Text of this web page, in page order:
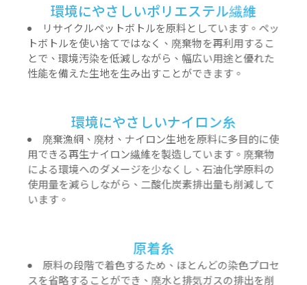
環境にやさしいポリエステル繊維
リサイクルペットボトルを原料としています。ペッ
トボトルを使い捨てではなく、廃棄物を再利用するこ
とで、環境汚染を低減しながら、幅広い用途と優れた
性能を備えた生地を生み出すことができます。
環境にやさしいナイロン糸
廃棄漁網、廃材、ナイロン生地を原料に多目的に使
用できる再生ナイロン繊維を製造しています。廃棄物
による環境へのダメージを少なくし、石油化学原料の
使用量を減らしながら、二酸化炭素排出量も削減して
います。
原着糸
原料の段階で着色するため、ほとんどの染色プロセ
スを省略することができ、廃水と排気ガスの排出を削